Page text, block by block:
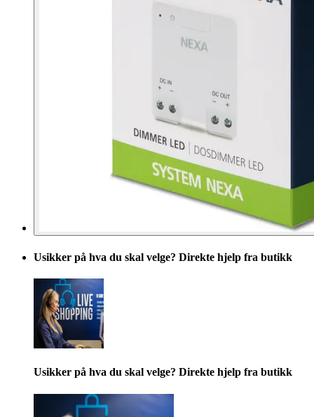
Usikker på hva du skal velge? Direkte hjelp fra butikk
Usikker på hva du skal velge? Direkte hjelp fra butikk